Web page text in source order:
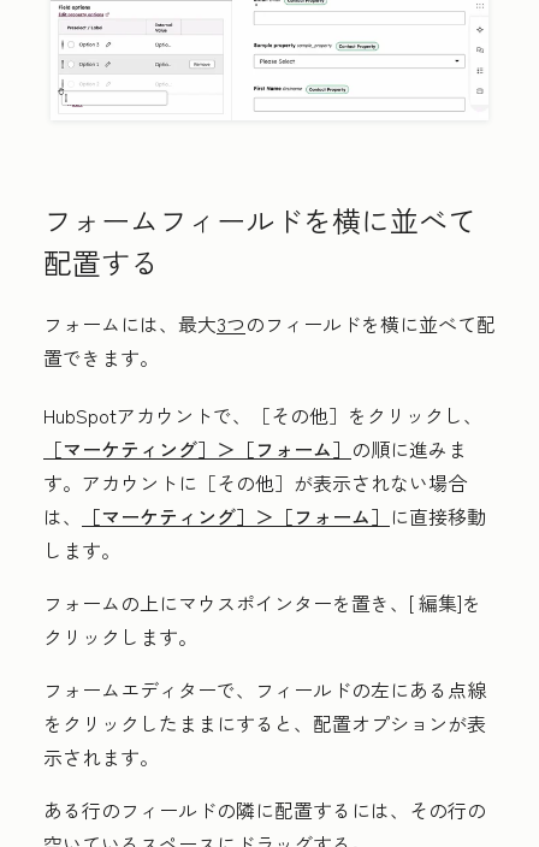
フォームフィールドを横に並べて
配置する
フォームには、最大3つのフィールドを横に並べて配
置できます。
HubSpotアカウントで、
［その他］をクリックし、
［マーケティング］＞ ［フォーム］ の順に進みま
す。アカウントに ［その他］が表示されない場合
は、
［マーケティング］＞ ［フォーム］ に直接移動
します。
フォームの上にマウスポインターを置き、[編集]を
クリックします。
フォームエディターで、フィールドの左にある 点線
をクリックしたままにすると、配置オプションが表
示されます。
ある行のフィールドの隣に配置するには、その行の